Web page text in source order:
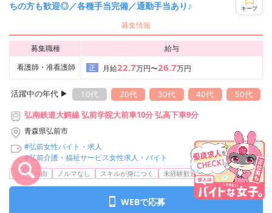
ちの方も歓迎◎／各種手当完備／通勤手当あり♪
キープ
募集情報
募集職種
給与
看護師・准看護師
正 月給22.7万円〜26.7万円
活躍中の年代 ▶︎ 10代 20代 30代 40代
50代
弘南鉄道大鰐線 弘前学院大前車10分 弘高下車9分
青森県弘前市
#弘前女性バイト・求人
#弘前介護・福祉サービス女性求人・バイト
シフト自由 ノルマなし スキルが身につく 未経験歓迎 経験者歓迎 ...
WEBで応募